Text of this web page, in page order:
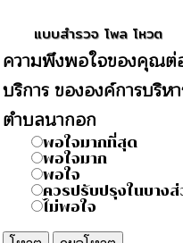
แบบสำรวจ โพล โหวต
ความพึงพอใจของคุณต่
บริการ ขององค์การบริห
ตำบลนากอก
พอใจมากที่สุด
พอใจมาก
พอใจ
ควรปรับปรุงในบางส่
ไม่พอใจ